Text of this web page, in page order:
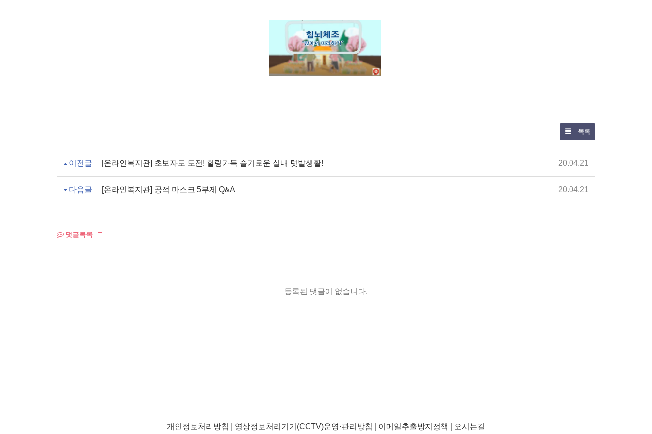
목록
이전글 [온라인복지관] 초보자도 도전! 힐링가득 슬기로운 실내 텃밭생활! 20.04.21
다음글 [온라인복지관] 공적 마스크 5부제 Q&A 20.04.21
댓글목록
등록된 댓글이 없습니다.
개인정보처리방침 영상정보처리기기(CCTV)운영·관리방침 이메일추출방지정책 오시는길